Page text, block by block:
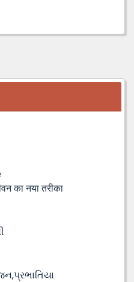
का नया तरीका